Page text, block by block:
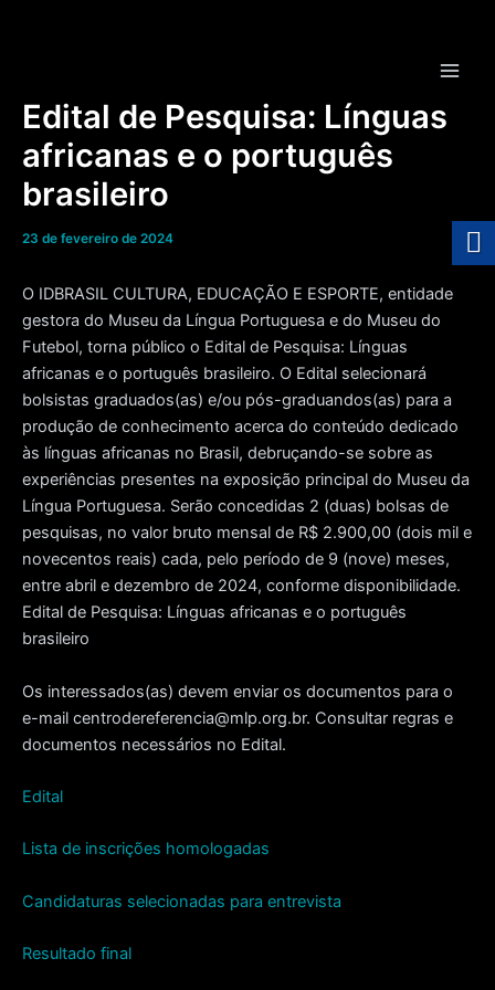
Edital de Pesquisa: Línguas
africanas e o português
brasileiro
23 de fevereiro de 2024
O IDBRASIL CULTURA, EDUCAÇÃO E ESPORTE, entidade
gestora do Museu da Língua Portuguesa e do Museu do
Futebol, torna público o Edital de Pesquisa: Línguas
africanas e o português brasileiro. O Edital selecionará
bolsistas graduados(as) e/ou pós-graduandos(as) para a
produção de conhecimento acerca do conteúdo dedicado
às línguas africanas no Brasil, debruçando-se sobre as
experiências presentes na exposição principal do Museu da
Língua Portuguesa. Serão concedidas 2 (duas) bolsas de
pesquisas, no valor bruto mensal de R$ 2.900,00 (dois mil e
novecentos reais) cada, pelo período de 9 (nove) meses,
entre abril e dezembro de 2024, conforme disponibilidade.
Edital de Pesquisa: Línguas africanas e o português
brasileiro
Os interessados(as) devem enviar os documentos para o
e-mail centrodereferencia@mlp.org.br. Consultar regras e
documentos necessários no Edital.
Edital
Lista de inscrições homologadas
Candidaturas selecionadas para entrevista
Resultado final